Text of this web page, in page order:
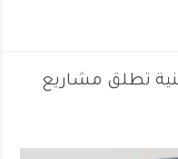
تطلق مشاريع